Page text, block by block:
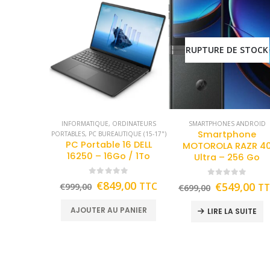
INFORMATIQUE, ORDINATEURS
PORTABLES, PC BUREAUTIQUE (15-17")
PC Portable 16 DELL
16250 – 16Go / 1To
€999,00 €849,00 TTC
AJOUTER AU PANIER
RUPTURE DE STOCK
SMARTPHONES ANDROID
Smartphone
MOTOROLA RAZR
Ultra – 256 Go
€699,00 €549,00
LIRE LA SUITE